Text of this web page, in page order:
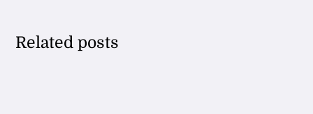
Related posts